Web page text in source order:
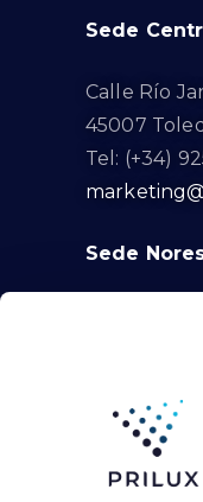
Sede
Calle Río
45007
Tel: (+34)
Sede
08791.
Tel: (+34)